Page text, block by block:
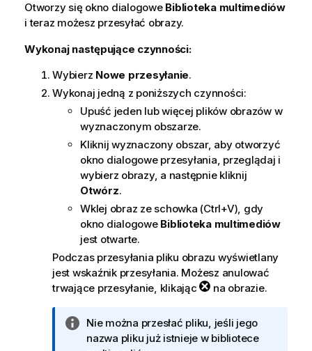
Otworzy się okno dialogowe Biblioteka multimediów
i teraz możesz przesyłać obrazy.
Wykonaj następujące czynności:
Wybierz Nowe przesyłanie.
Wykonaj jedną z poniższych czynności:
Upuść jeden lub więcej plików obrazów w
wyznaczonym obszarze.
Kliknij wyznaczony obszar, aby otworzyć
okno dialogowe przesyłania, przeglądaj i
wybierz obrazy, a następnie kliknij
Otwórz.
Wklej obraz ze schowka (Ctrl+V), gdy
okno dialogowe Biblioteka multimediów
jest otwarte.
Podczas przesyłania pliku obrazu wyświetlany
jest wskaźnik przesyłania. Możesz anulować
trwające przesyłanie, klikając
na obrazie.
I
n
Nie można przesłać pliku, jeśli jego
nazwa pliku już istnieje w bibliotece